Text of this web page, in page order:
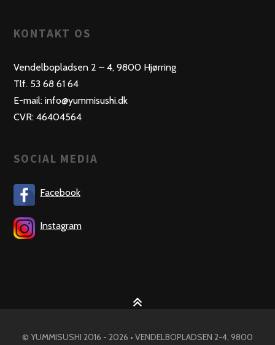
KONTAKT OS
Vendelbopladsen 2 – 4, 9800 Hjørring
Tlf. 53 68 61 64
E-mail: info@yummisushi.dk
CVR: 46404564
SOCIAL MEDIA
Facebook
Instagram
© YUMMISUSHI 2016 - 2026 • VENDELBOPLADSEN 2-4, 9800